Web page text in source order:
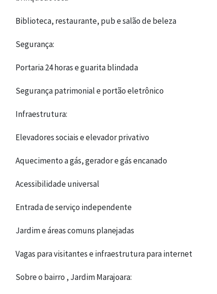
CONTATO
Biblioteca, restaurante, pub e salão de beleza
Segurança:
Portaria 24 horas e guarita blindada
Segurança patrimonial e portão eletrônico
Infraestrutura:
Elevadores sociais e elevador privativo
Aquecimento a gás, gerador e gás encanado
Acessibilidade universal
Entrada de serviço independente
Jardim e áreas comuns planejadas
Vagas para visitantes e infraestrutura para internet
Sobre o bairro , Jardim Marajoara: